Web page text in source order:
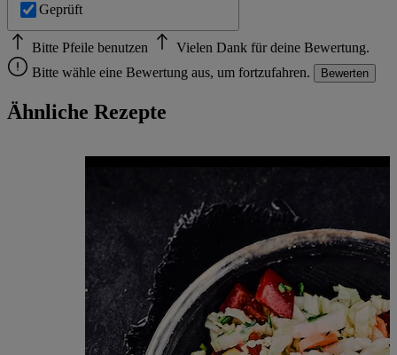
Geprüft
Bitte Pfeile benutzen
Vielen Dank für deine Bewertung.
Bitte wähle eine Bewertung aus, um fortzufahren.
Bewerten
Ähnliche Rezepte